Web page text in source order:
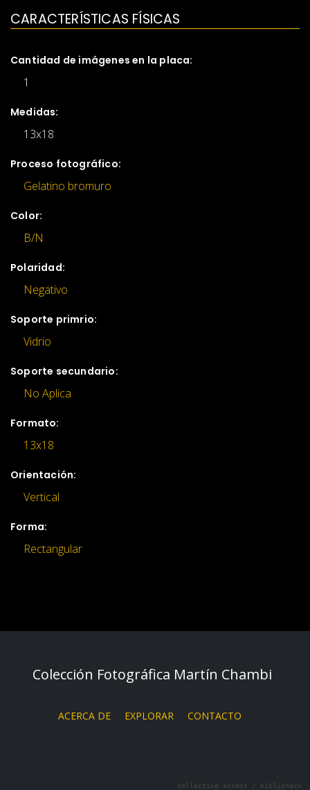
CARACTERÍSTICAS FÍSICAS
Cantidad de imágenes en la placa:
1
Medidas:
13x18
Proceso fotográfico:
Gelatino bromuro
Color:
B/N
Polaridad:
Negativo
Soporte primrio:
Vidrio
Soporte secundario:
No Aplica
Formato:
13x18
Orientación:
Vertical
Forma:
Rectangular
Colección Fotográfica Martín Chambi
ACERCA DE EXPLORAR CONTACTO
collective access / bibliohack